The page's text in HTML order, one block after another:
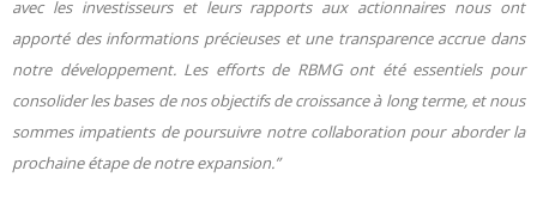
avec les investisseurs et leurs rapports aux actionnaires nous ont
apporté des informations précieuses et une transparence accrue dans
notre développement. Les efforts de RBMG ont été essentiels pour
consolider les bases de nos objectifs de croissance à long terme, et nous
sommes impatients de poursuivre notre collaboration pour aborder la
prochaine étape de notre expansion.”